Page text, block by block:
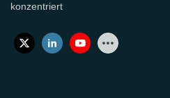
konzentriert